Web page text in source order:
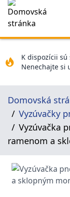
K dispozícii sú
Nenechajte si
Domovská
Vyzúvačky
Vyzúvačka
ramenom a